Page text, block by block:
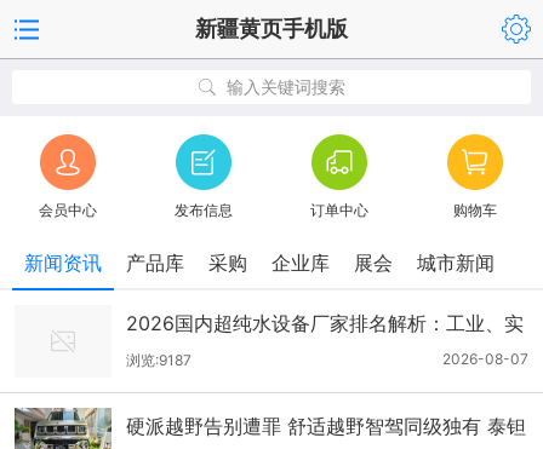
新疆黄页手机版
输入关键词搜索
会员中心 发布信息 订单中心 购物车
新闻资讯 产品库 采购 企业库 展会 城市新闻
2026国内超纯水设备厂家排名解析：工业、实
验室、半导体领域10家知名生产厂家实力对比
2026-08-07
浏览:9187
硬派越野告别遭罪 舒适越野智驾同级独有 泰钽